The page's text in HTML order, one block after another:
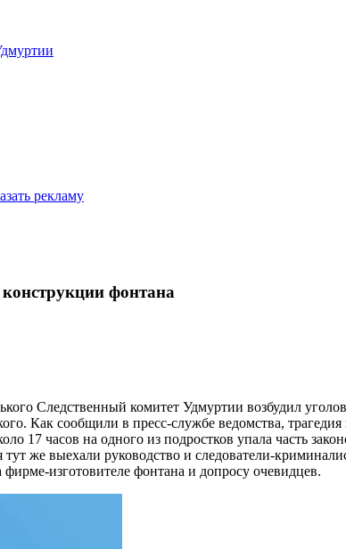
рекламу
конструкции фонтана
Следственный комитет Удмуртии возбудил
Как сообщили в пресс-службе ведомства,
17 часов на одного из подростков упала часть
же выехали руководство и следователи-
изготовителе фонтана и допросу очевидцев.